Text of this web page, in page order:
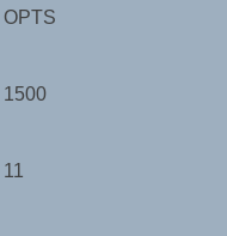
OPTS
1500
11